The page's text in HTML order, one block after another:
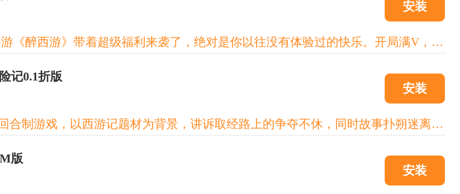
安装
超人气西游回合题材手游《醉西游》带着超级福利来袭了，绝对是你以往没有体验过的快乐。开局满V，8888888元宝，888万银两，海量材料，限定称号称号*1。特色GM刷充，不花一分钱也能当大佬，全神兽礼包，一包烟钱即可获得满神兽。你将生处妖魔纵横之乱世，开启热血的诛妖之路，参与征伐纣王的旷世之战。感受人、仙、魔三界魅力，斗天地镇众妖，开启属于你的封神传说。
记0.1折版
安装
《万仙萌》是一款Q版回合制游戏，以西游记题材为背景，讲诉取经路上的争夺不休，同时故事扑朔迷离，历经重重险阻带你去揭露故事的真相，带你了解西游正传所不为人知的秘密。精美绝伦的画面，爽快的战斗体验，华丽的技能特效，花果山、海底、火焰山、天庭等场景和独家订制的剧情为您打造不一样的西游。
版
安装